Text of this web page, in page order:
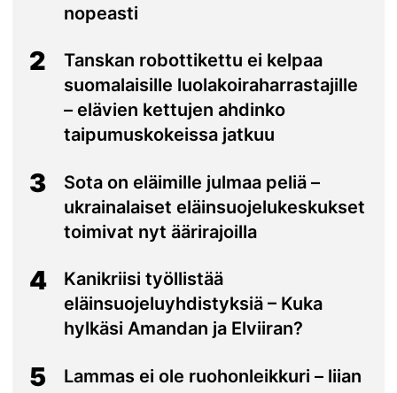
nopeasti
2
Tanskan robottikettu ei kelpaa
suomalaisille luolakoiraharrastajille
– elävien kettujen ahdinko
taipumuskokeissa jatkuu
3
Sota on eläimille julmaa peliä –
ukrainalaiset eläinsuojelukeskukset
toimivat nyt äärirajoilla
4
Kanikriisi työllistää
eläinsuojeluyhdistyksiä – Kuka
hylkäsi Amandan ja Elviiran?
5
Lammas ei ole ruohonleikkuri – liian